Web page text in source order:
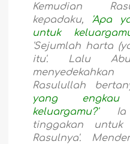
Kemudian
kepadaku, 'Apa
untuk
'Sejumlah harta
itu'. Lalu
Rasulullah
yang
keluargamu?'Ia
tinggakan
Rasulnya'.